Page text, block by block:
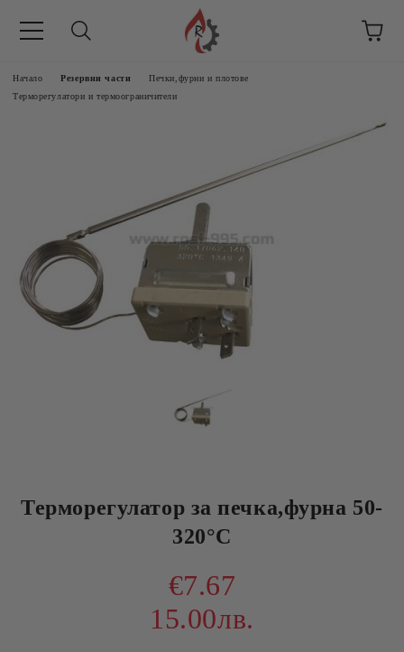
Начало Резервни части
Печки,фурни и плотове
Терморегулатори и термоограничители
Терморегулатор за печка,фурна 50-
320°С
€7.67
15.00лв.